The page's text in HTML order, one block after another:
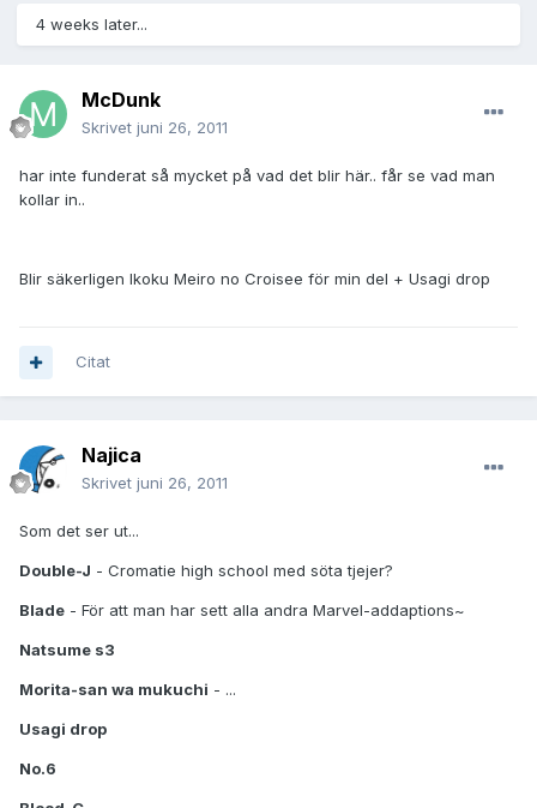
4 weeks later...
McDunk
Skrivet juni 26, 2011
har inte funderat så mycket på vad det blir här.. får se vad man
kollar in..
Blir säkerligen Ikoku Meiro no Croisee för min del + Usagi drop
Citat
Najica
Skrivet juni 26, 2011
Som det ser ut...
Double-J - Cromatie high school med söta tjejer?
Blade - För att man har sett alla andra Marvel-addaptions~
Natsume s3
Morita-san wa mukuchi - ...
Usagi drop
No.6